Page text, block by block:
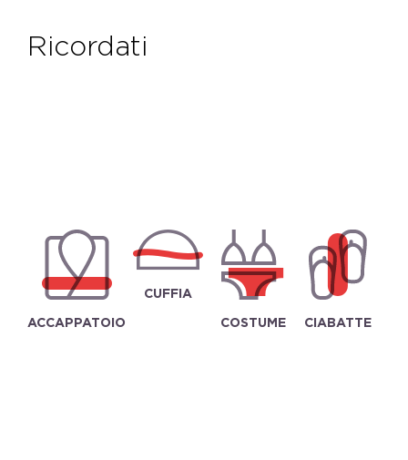
ricordati
ACCAPPATOIO
CUFFIA
COSTUME
CIABATTE